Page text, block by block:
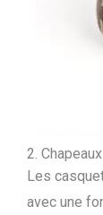
2.
Les
avec une